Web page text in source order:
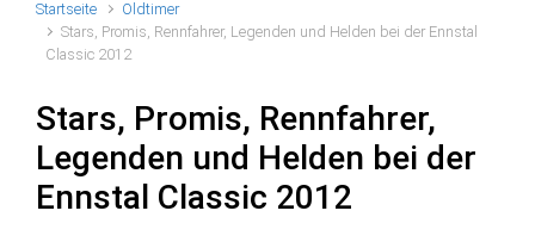
Startseite
Oldtimer
Stars, Promis, Rennfahrer, Legenden und Helden bei der Ennstal
Classic 2012
Stars, Promis, Rennfahrer,
Legenden und Helden bei der
Ennstal Classic 2012